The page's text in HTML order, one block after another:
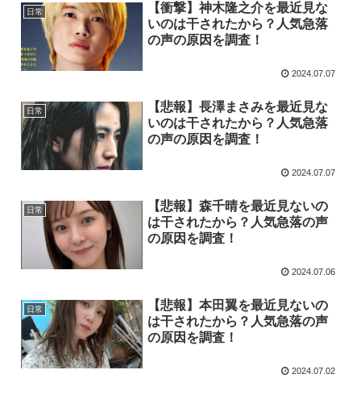
日常
【衝撃】神木隆之介を最近見な
いのは干されたから？人気急落
の声の原因を調査！
2024.07.07
日常
【悲報】長澤まさみを最近見な
いのは干されたから？人気急落
の声の原因を調査！
2024.07.07
日常
【悲報】森千晴を最近見ないの
は干されたから？人気急落の声
の原因を調査！
2024.07.06
日常
【悲報】本田翼を最近見ないの
は干されたから？人気急落の声
の原因を調査！
2024.07.02